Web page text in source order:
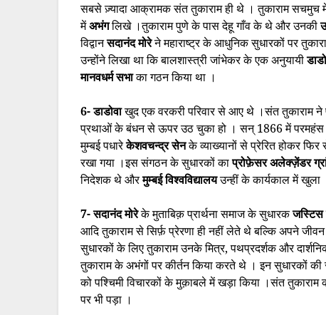
सबसे ज़्यादा आक्रामक संत तुकाराम ही थे । तुकाराम सचमुच
मेंअभंगलिखे ।तुकाराम पुणे के पास देहू गाँव के थे और उनकी
विद्वानसदानंद मोरेने महाराष्ट्र के आधुनिक सुधारकों पर
उन्होंने लिखा था कि बालशास्त्री जांभेकर के एक अनुयायी
मानवधर्म सभाका गठन किया था ।
6- डाडोवाखुद एक वरकरी परिवार से आए थे ।संत तुकाराम ने
प्रथाओं के बंधन से ऊपर उठ चुका हो । सन् 1866 में परमहंस
मुम्बई पधारेकेशवचन्द्र सेनके व्याख्यानों से प्रेरित होकर
रखा गया ।इस संगठन के सुधारकों काप्रोफ़ेसर अलेक्ज़ेंडर
निदेशक थे औरमुम्बई विश्वविद्यालयउन्हीं के कार्यकाल में खुला
7- सदानंद मोरेके मुताबिक़ प्रार्थना समाज के सुधारकजस्टिस
आदि तुकाराम से सिर्फ़ प्रेरणा ही नहीं लेते थे बल्कि अपने
सुधारकों के लिए तुकाराम उनके मित्र, पथप्रदर्शक और
तुकाराम के अभंगों पर कीर्तन किया करते थे । इन सुधारकों
को पश्चिमी विचारकों के मुक़ाबले में खड़ा किया ।संत तुकाराम
पर भी पड़ा ।